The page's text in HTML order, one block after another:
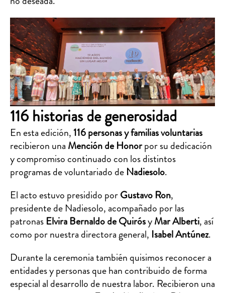
116 historias de generosidad
En esta edición,116 personas y familias voluntarias
recibieron una Mención de Honorpor su dedicación
y compromiso continuado con los distintos
programas de voluntariado de Nadiesolo.
El acto estuvo presidido porGustavo Ron,
presidente de Nadiesolo, acompañado por las
patronas Elvira Bernaldo de QuirósyMar Alberti, así
como por nuestra directora general, Isabel Antúnez.
Durante la ceremonia también quisimos reconocer a
entidades y personas que han contribuido de forma
especial al desarrollo de nuestra labor. Recibieron una